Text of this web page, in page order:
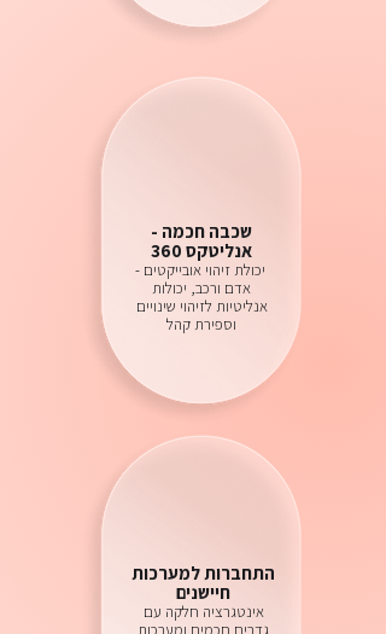
שכבה חכמה -
אנליטקס 360
יכולת זיהוי אובייקטים -
אדם ורכב, יכולות
אנליטיות לזיהוי שינויים
וספירת קהל
התחברות למערכות
חיישנים
אינטגרציה חלקה עם
גדרים חכמים ומערכות